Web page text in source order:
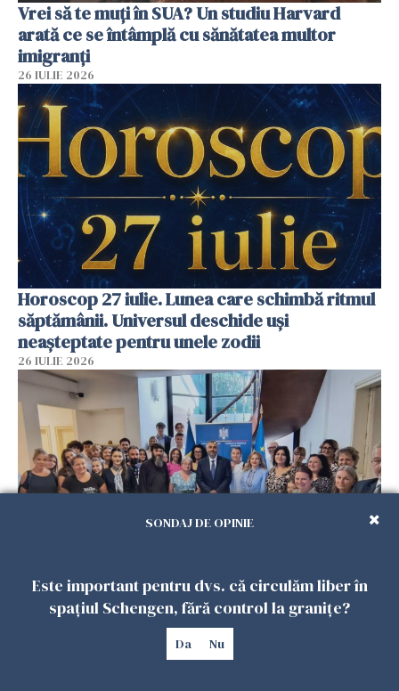
Vrei să te muți în SUA? Un studiu Harvard
arată ce se întâmplă cu sănătatea multor
imigranți
26 IULIE 2026
Horoscop 27 iulie. Lunea care schimbă ritmul
săptămânii. Universul deschide uși
neașteptate pentru unele zodii
26 IULIE 2026
Accidente, spitalizare sau alte urgențe?
Consulatul României la Roma promite
intervenții în doar 24 de ore
SONDAJ DE OPINIE
Este important pentru dvs. că circulăm liber în
spațiul Schengen, fără control la granițe?
Da Nu